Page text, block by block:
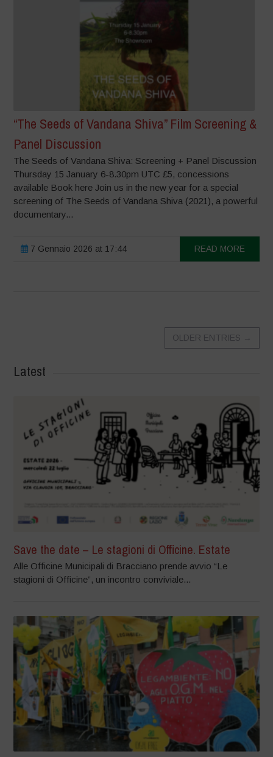
“The Seeds of Vandana Shiva” Film Screening &
Panel Discussion
The Seeds of Vandana Shiva: Screening + Panel Discussion
Thursday 15 January 6-8.30pm UTC £5, concessions
available Book here Join us in the new year for a special
screening of The Seeds of Vandana Shiva (2021), a powerful
documentary...
7 Gennaio 2026 at 17:44 READ MORE
OLDER ENTRIES →
Latest
Save the date – Le stagioni di Officine. Estate
Alle Officine Municipali di Bracciano prende avvio “Le
stagioni di Officine”, un incontro conviviale...